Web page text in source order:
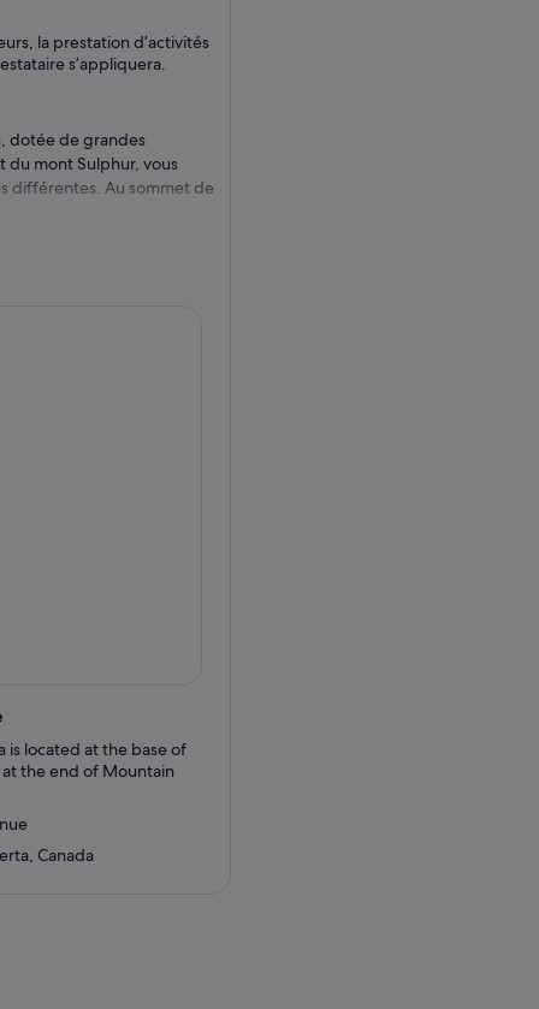
la prestation d’activités
s’appliquera.
dotée de grandes
du mont Sulphur, vous
différentes. Au sommet de
les premiers
est incluse dans votre
is located at the base of
the end of Mountain
Canada